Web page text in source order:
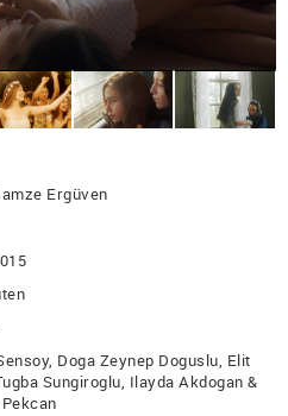
Ergüven
Doga Zeynep Doguslu, Elit
Sungiroglu, Ilayda Akdogan &